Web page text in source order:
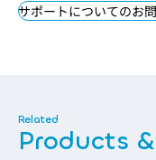
サポートについてのお
Products